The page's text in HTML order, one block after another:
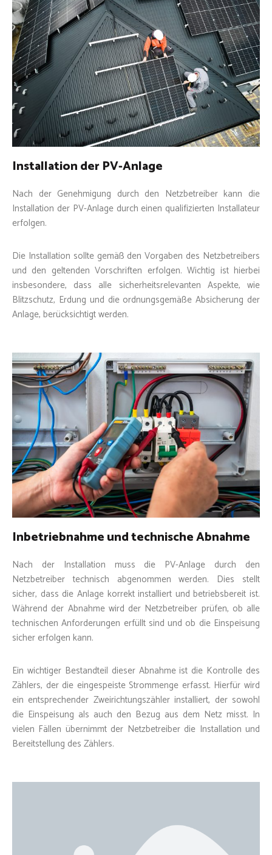
Installation der PV-Anlage
Nach der Genehmigung durch den Netzbetreiber kann die
Installation der PV-Anlage durch einen qualifizierten Installateur
erfolgen.
Die Installation sollte gemäß den Vorgaben des Netzbetreibers
und den geltenden Vorschriften erfolgen. Wichtig ist hierbei
insbesondere, dass alle sicherheitsrelevanten Aspekte, wie
Blitzschutz, Erdung und die ordnungsgemäße Absicherung der
Anlage, berücksichtigt werden.
Inbetriebnahme und technische Abnahme
Nach der Installation muss die PV-Anlage durch den
Netzbetreiber technisch abgenommen werden. Dies stellt
sicher, dass die Anlage korrekt installiert und betriebsbereit ist.
Während der Abnahme wird der Netzbetreiber prüfen, ob alle
technischen Anforderungen erfüllt sind und ob die Einspeisung
sicher erfolgen kann.
Ein wichtiger Bestandteil dieser Abnahme ist die Kontrolle des
Zählers, der die eingespeiste Strommenge erfasst. Hierfür wird
ein entsprechender Zweirichtungszähler installiert, der sowohl
die Einspeisung als auch den Bezug aus dem Netz misst. In
vielen Fällen übernimmt der Netzbetreiber die Installation und
Bereitstellung des Zählers.